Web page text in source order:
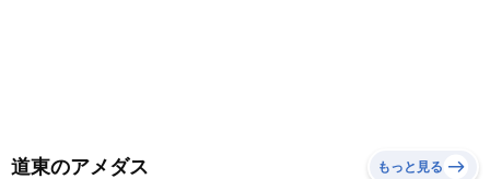
道東のアメダス もっと見る